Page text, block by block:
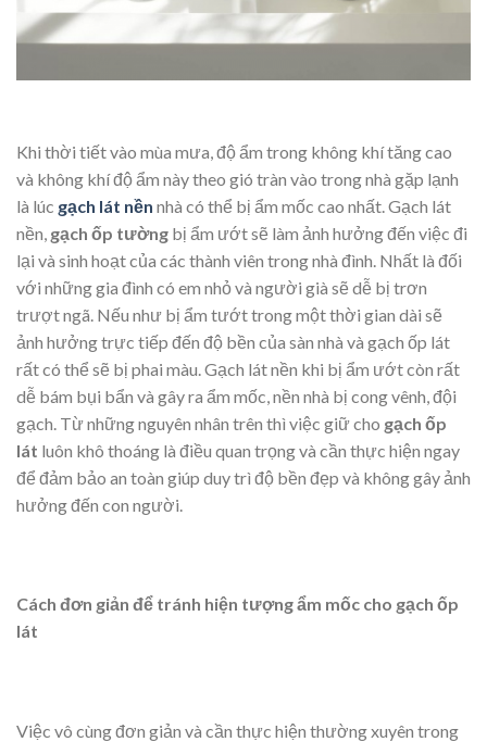
Khi thời tiết vào mùa mưa, độ ẩm trong không khí tăng cao
và không khí độ ẩm này theo gió tràn vào trong nhà gặp lạnh
là lúc gạch lát nền nhà có thể bị ẩm mốc cao nhất. Gạch lát
nền, gạch ốp tường bị ẩm ướt sẽ làm ảnh hưởng đến việc đi
lại và sinh hoạt của các thành viên trong nhà đình. Nhất là đối
với những gia đình có em nhỏ và người già sẽ dễ bị trơn
trượt ngã. Nếu như bị ẩm tướt trong một thời gian dài sẽ
ảnh hưởng trực tiếp đến độ bền của sàn nhà và gạch ốp lát
rất có thể sẽ bị phai màu. Gạch lát nền khi bị ẩm ướt còn rất
dễ bám bụi bẩn và gây ra ẩm mốc, nền nhà bị cong vênh, đội
gạch. Từ những nguyên nhân trên thì việc giữ cho gạch ốp
lát luôn khô thoáng là điều quan trọng và cần thực hiện ngay
để đảm bảo an toàn giúp duy trì độ bền đẹp và không gây ảnh
hưởng đến con người.
Cách đơn giản để tránh hiện tượng ẩm mốc cho gạch ốp
lát
Việc vô cùng đơn giản và cần thực hiện thường xuyên trong